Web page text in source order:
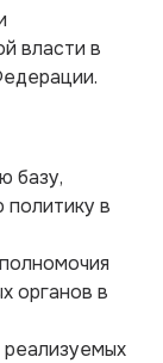
власти в
базу,
в
органов в